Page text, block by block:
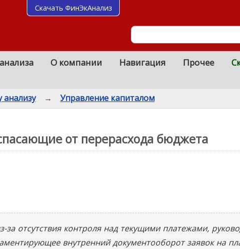
О компании Навигация Прочее
анализу → Управление капиталом
от перерасхода бюджета
отсутствия контроля над текущими платежами,
внутренний документооборот заявок на
Скачать ФинЭкАнализ